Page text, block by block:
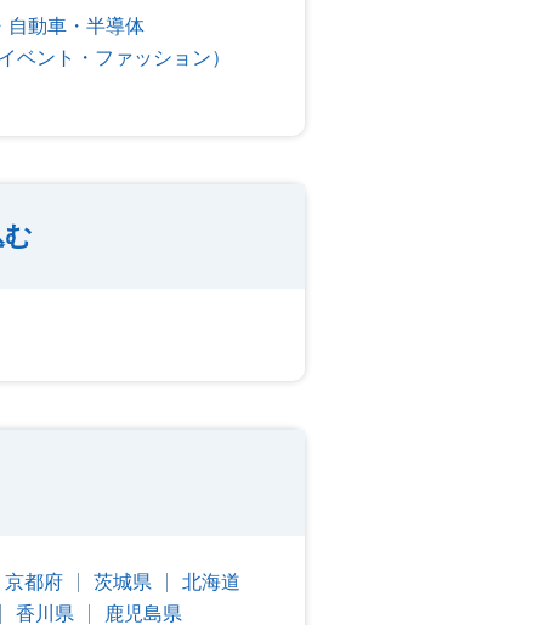
自動車・半導体
ベント・ファッション）
京都府 茨城県
北海道
香川県
鹿児島県